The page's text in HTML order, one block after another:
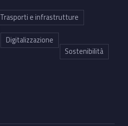
Trasporti e infrastrutture
Digitalizzazione
Sostenibilità